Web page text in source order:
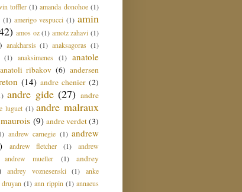
toffler (1) amanda donohoe (1)
(1) amerigo vespucci (1) amin
amos oz (1) amotz zahavi (1)
anakharsis (1) anaksagoras (1)
(1) anaksimenes (1) anatole
anatoli ribakov (6) andersen
(14) andre chenier (2)
andre gide (27) andre
luguet (1) andre malraux
(9) andre verdet(3)
andrew carnegie (1) andrew
andrew fletcher (1)
andrew
andrew mueller (1)
andrey
andrey voznesenski (1)
anke
(1) ann rippin (1) annaeus